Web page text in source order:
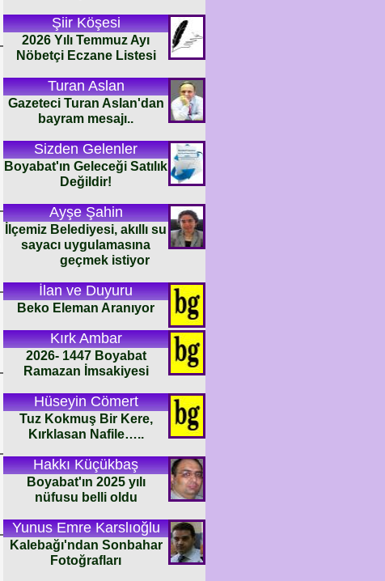
Şiir Köşesi
2026 Yılı Temmuz Ayı
Nöbetçi Eczane Listesi
Turan Aslan
Gazeteci Turan Aslan'dan
bayram mesajı..
Sizden Gelenler
Boyabat'ın Geleceği Satılık
Değildir!
Ayşe Şahin
İlçemiz Belediyesi, akıllı su
sayacı uygulamasına
geçmek istiyor
İlan ve Duyuru
Beko Eleman Aranıyor
Kırk Ambar
2026- 1447 Boyabat
Ramazan İmsakiyesi
Hüseyin Cömert
Tuz Kokmuş Bir Kere,
Kırklasan Nafile…..
Hakkı Küçükbaş
Boyabat'ın 2025 yılı
nüfusu belli oldu
Yunus Emre Karslıoğlu
Kalebağı'ndan Sonbahar
Fotoğrafları